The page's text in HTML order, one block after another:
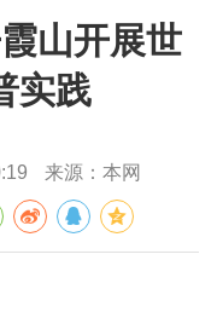
山开展世
实践
来源： 本网